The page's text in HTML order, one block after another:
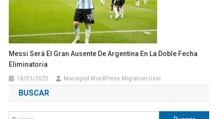
Messi Será El Gran Ausente De Argentina En La Doble Fecha
Eliminatoria
18/03/2025 Managed WordPress Migration User
BUSCAR
Buscar: